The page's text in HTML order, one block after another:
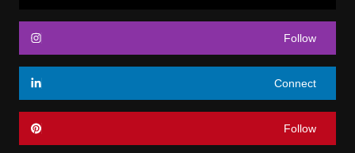
Follow
Connect
Follow